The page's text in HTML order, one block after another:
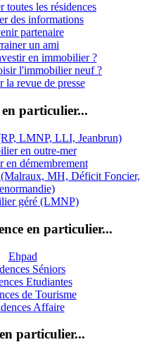
toutes les résidences
des informations
partenaire
un ami
en immobilier ?
l'immobilier neuf ?
la revue de presse
particulier...
LMNP, LLI, Jeanbrun)
en outre-mer
en démembrement
MH, Déficit Foncier,
géré (LMNP)
en particulier...
Ehpad
Séniors
Etudiantes
de Tourisme
Affaire
particulier...